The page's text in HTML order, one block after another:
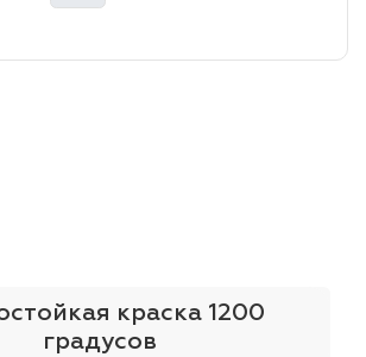
краска 1200
градусов